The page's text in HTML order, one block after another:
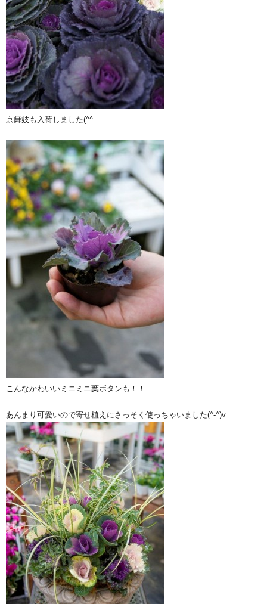
京舞妓も入荷しました(^^ゞ
こんなかわいいミニミニ葉ボタンも！！
あんまり可愛いので寄せ植えにさっそく使っちゃいました(^-^)v